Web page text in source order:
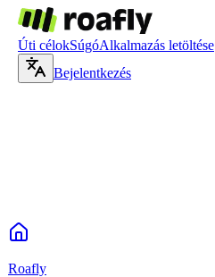
Úti célokSúgóAlkalmazás letöltése
Bejelentkezés
Roafly